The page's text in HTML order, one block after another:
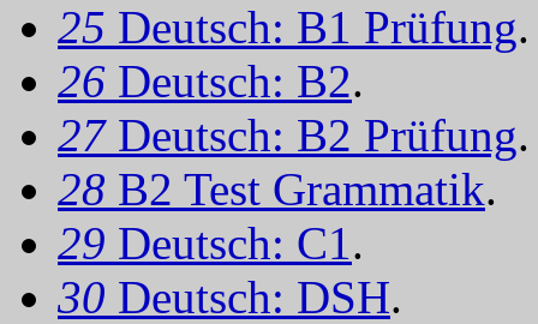
25 Deutsch: B1 Prüfung.
26 Deutsch: B2.
27 Deutsch: B2 Prüfung.
28 B2 Test Grammatik.
29 Deutsch: C1.
30 Deutsch: DSH.